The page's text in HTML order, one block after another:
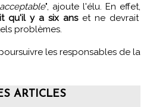
", ajoute l'élu. En effet,
qu'il y a six anset ne devrait
problèmes.
les responsables de la
ARTICLES